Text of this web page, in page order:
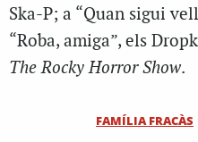
Ska-P; a “Quan sigui
“Roba, amiga”, els
The Rocky Horror Show.
FAMÍLIA FRACÀS